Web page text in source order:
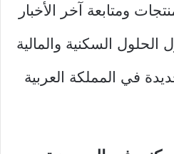
ومتابعة آخر الأخبار
السكنية والمالية
في المملكة العربية